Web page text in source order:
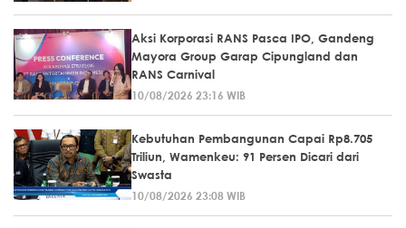
Aksi Korporasi RANS Pasca IPO, Gandeng
Mayora Group Garap Cipungland dan
RANS Carnival
10/08/2026 23:16 WIB
Kebutuhan Pembangunan Capai Rp8.705
Triliun, Wamenkeu: 91 Persen Dicari dari
Swasta
10/08/2026 23:08 WIB